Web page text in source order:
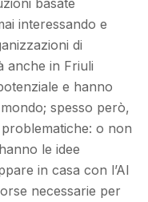
basate
interessando e
di
anche in Friuli
e hanno
spesso però,
o non
le idee
in casa con l’AI
necessarie per